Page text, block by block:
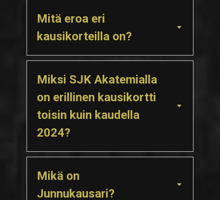
Mitä eroa eri
kausikorteilla on?
Miksi SJK Akatemialla
on erillinen kausikortti
toisin kuin kaudella
2024?
Mikä on
Junnukausari?